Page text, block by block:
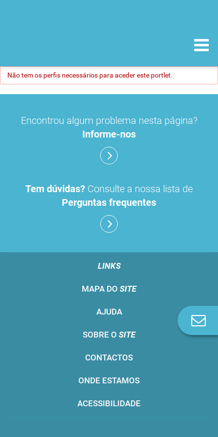
Não tem os perfis necessários para aceder este portlet.
Encontrou algum problema nesta página?
Informe-nos
Tem dúvidas? Consulte a nossa lista de
Perguntas frequentes
LINKS
MAPA DO SITE
AJUDA
SOBRE O SITE
CONTACTOS
ONDE ESTAMOS
ACESSIBILIDADE